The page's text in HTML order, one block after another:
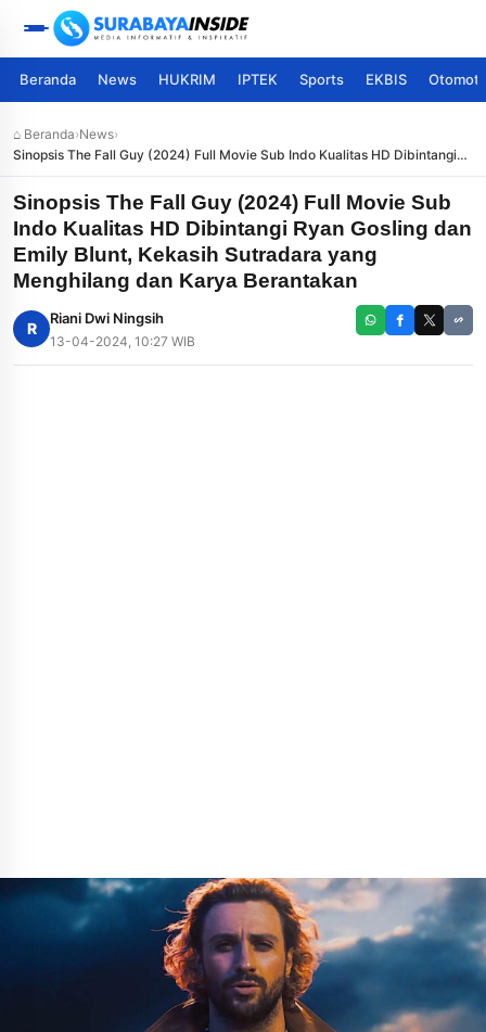
Beranda News HUKRIM IPTEK Sports EKBIS
⌂ Beranda›News›
Sinopsis The Fall Guy (2024) Full Movie Sub Indo Kualitas HD Dibintangi
Ryan Gosling dan Emily Blunt, Kekasih Sutradara yang Menghilang dan
Karya Berantakan
Sinopsis The Fall Guy (2024) Full Movie Sub
Indo Kualitas HD Dibintangi Ryan Gosling dan
Emily Blunt, Kekasih Sutradara yang
Menghilang dan Karya Berantakan
R
Riani Dwi Ningsih
13-04-2024, 10:27 WIB